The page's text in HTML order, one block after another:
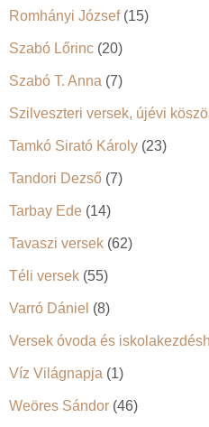
Romhányi József(15)
Szabó Lőrinc (20)
Szabó T. Anna (7)
Szilveszteri versek, újévi
Tamkó Sirató Károly (23)
Tandori Dezső (7)
Tarbay Ede (14)
Tavaszi versek (62)
Téli versek (55)
Varró Dániel (8)
Versek óvoda és
Víz Világnapja (1)
Weöres Sándor (46)